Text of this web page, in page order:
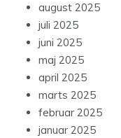
august 2025
juli 2025
juni 2025
maj 2025
april 2025
marts 2025
februar 2025
januar 2025